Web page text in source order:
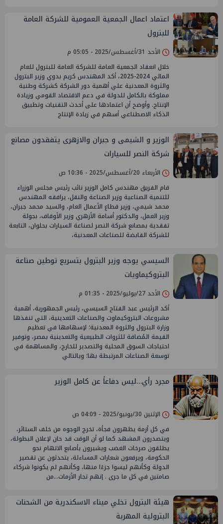
اعتماد اعمال الجمعية العمومية للشركة العامة
للبترول
الأحد 31/أغسطس/2025 - 05:05 م
خلال انعقاد الجمعية العامة للشركة العامة للبترول للعام
المالي 2024-2025، أكد المهندس كريم بدوي وزير البترول
والثروة المعدنية علي أهمية دور الشركة كشركة وطنية
مملوكة بالكامل للدولة في دعم الاقتصاد القومي وزيادة
الإنتاج. وأوضح أن اعتمادها على أحدث التقنيات وتطبيق
الذكاء الاصطناعي أسهم في زيادة الإنتاج
الوزير و الشيمى و جبران والازهرى يتفقدون مصانع
شركة النصر للسيارات
الأربعاء 20/أغسطس/2025 - 10:36 ص
قام الفريق مهندس كامل الوزير نائب رئيس مجلس الوزراء
للتنمية الصناعية وزير الصناعة والنقل، يرافقه المهندس
محمد شيمي، وزير قطاع الأعمال العام، والسيد محمد جبران،
وزير العمل، والدكتور أسامة الأزهري وزير الأوقاف، بجولة
تفقدية بمصانع شركة النصر لصناعة السيارات بحلوان، التابعة
للشركة القابضة للصناعات المعدنية،
السيسي يوجه وزير البترول بتسريع توطين صناعة
البتروكيماويات
الأحد 27/يوليو/2025 - 01:35 م
أكد الرئيس عبد الفتاح السيسي، رئيس الجمهورية، أهمية
مشروعات البتروكيماوت والصناعات التعدينية، التي تنفذها
وزارة البترول والثروة المعدنية؛ لإسهامها في تعظيم
القيمة المُضافة للثروات الطبيعية والتعدينية بمصر، وتوفير
احتياجات السوق المحلية والتصدير للخارج، والمساهمة في
توسعة الصناعات المرتبطة بها؛ وبالتالي
مجرد رأي…ليس دفاعاً عن كامل الوزير
الإثنين 30/يونيو/2025 - 04:09 ص
في كل أزمة يظهرون فجأة، تخرج الوجوه من خلف الستائر،
ويتصدرون المشهد كما لو أن الوقت قد حان لإعلان البطولة،
يطلقون صرخات الغضب ويشيرون بأصابع الاتهام نحو
الحكومة، ويرفعون شعارات المساءلة، يتحدثون عن تقصير
الدولة وكأنهم ليسوا جزءًا منها، وكأنهم لم يكونوا شركاء
صامتين في كل ما جرى . إنهم تجار الأزمات…من
هيئة البترول تخلي ميناء الاسكندرية من الشحنات
البترولية المهربة